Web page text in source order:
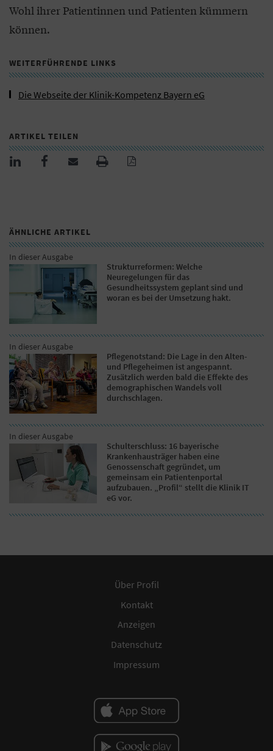
Wohl ihrer Patientinnen und Patienten kümmern
können.
WEITERFÜHRENDE LINKS
Die Webseite der Klinik-Kompetenz Bayern eG
ARTIKEL TEILEN
ÄHNLICHE ARTIKEL
In dieser Ausgabe
Strukturreformen: Welche
Neuregelungen für das
Gesundheitssystem geplant sind und
woran es bei der Umsetzung hakt.
In dieser Ausgabe
Pflegenotstand: Die Lage in den Alten-
und Pflegeheimen ist angespannt.
Zusätzlich werden bald die Effekte des
demographischen Wandels voll
durchschlagen.
In dieser Ausgabe
Schulterschluss: 16 bayerische
Krankenhausträger haben eine
Genossenschaft gegründet, um
gemeinsam ein Patientenportal
aufzubauen. „Profil“ stellt die Klinik IT
eG vor.
Über Profil
Kontakt
Anzeigen
Datenschutz
Impressum